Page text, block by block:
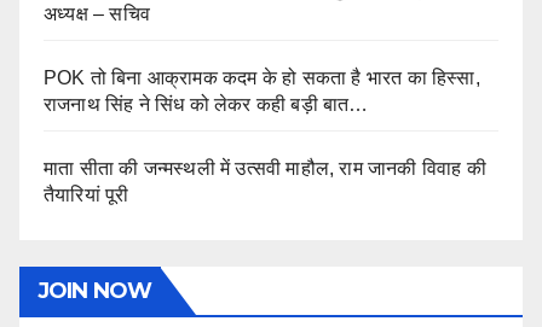
अध्यक्ष – सचिव
POK तो बिना आक्रामक कदम के हो सकता है भारत का हिस्सा,
राजनाथ सिंह ने सिंध को लेकर कही बड़ी बात…
माता सीता की जन्मस्थली में उत्सवी माहौल, राम जानकी विवाह की
तैयारियां पूरी
JOIN NOW